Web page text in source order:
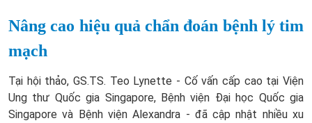
Nâng cao hiệu quả chẩn đoán bệnh lý tim
mạch
Tại hội thảo, GS.TS. Teo Lynette - Cố vấn cấp cao tại Viện
Ung thư Quốc gia Singapore, Bệnh viện Đại học Quốc gia
Singapore và Bệnh viện Alexandra - đã cập nhật nhiều xu